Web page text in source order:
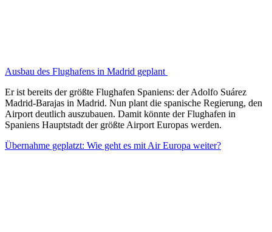
Ausbau des Flughafens in Madrid geplant
Er ist bereits der größte Flughafen Spaniens: der Adolfo Suárez
Madrid-Barajas in Madrid. Nun plant die spanische Regierung, den
Airport deutlich auszubauen. Damit könnte der Flughafen in
Spaniens Hauptstadt der größte Airport Europas werden.
Übernahme geplatzt: Wie geht es mit Air Europa weiter?